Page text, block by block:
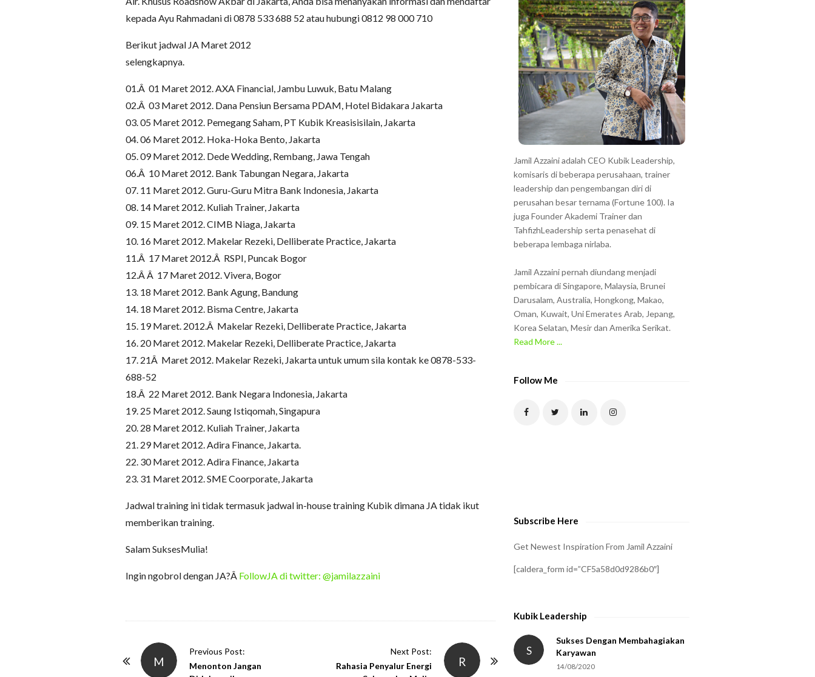
kepada Ayu Rahmadani di 0878 533 688 52 atau hubungi 0812 98 000 710
Berikut jadwal JA Maret 2012
selengkapnya.
01.Â 01 Maret 2012. AXA Financial, Jambu Luwuk, Batu Malang
02.Â 03 Maret 2012. Dana Pensiun Bersama PDAM, Hotel Bidakara Jakarta
03. 05 Maret 2012. Pemegang Saham, PT Kubik Kreasisisilain, Jakarta
04. 06 Maret 2012. Hoka-Hoka Bento, Jakarta
05. 09 Maret 2012. Dede Wedding, Rembang, Jawa Tengah
06.Â 10 Maret 2012. Bank Tabungan Negara, Jakarta
07. 11 Maret 2012. Guru-Guru Mitra Bank Indonesia, Jakarta
08. 14 Maret 2012. Kuliah Trainer, Jakarta
09. 15 Maret 2012. CIMB Niaga, Jakarta
10. 16 Maret 2012. Makelar Rezeki, Delliberate Practice, Jakarta
11.Â 17 Maret 2012.Â RSPI, Puncak Bogor
12.Â Â 17 Maret 2012. Vivera, Bogor
13. 18 Maret 2012. Bank Agung, Bandung
14. 18 Maret 2012. Bisma Centre, Jakarta
15. 19 Maret. 2012.Â Makelar Rezeki, Delliberate Practice, Jakarta
16. 20 Maret 2012. Makelar Rezeki, Delliberate Practice, Jakarta
17. 21Â Maret 2012. Makelar Rezeki, Jakarta untuk umum sila kontak ke 0878-533-
688-52
18.Â 22 Maret 2012. Bank Negara Indonesia, Jakarta
19. 25 Maret 2012. Saung Istiqomah, Singapura
20. 28 Maret 2012. Kuliah Trainer, Jakarta
21. 29 Maret 2012. Adira Finance, Jakarta.
22. 30 Maret 2012. Adira Finance, Jakarta
23. 31 Maret 2012. SME Coorporate, Jakarta
Jadwal training ini tidak termasuk jadwal in-house training Kubik dimana JA tidak ikut
memberikan training.
Salam SuksesMulia!
Ingin ngobrol dengan JA?Â FollowJA di twitter: @jamilazzaini
M
Previous Post:
Menonton Jangan
R
Next Post:
Rahasia Penyalur Energi
Jamil Azzaini adalah CEO Kubik Leadership,
komisaris di beberapa perusahaan, trainer
leadership dan pengembangan diri di
perusahan besar ternama (Fortune 100). Ia
juga Founder Akademi Trainer dan
TahfizhLeadership serta penasehat di
beberapa lembaga nirlaba.
Jamil Azzaini pernah diundang menjadi
pembicara di Singapore, Malaysia, Brunei
Darusalam, Australia, Hongkong, Makao,
Oman, Kuwait, Uni Emerates Arab, Jepang,
Korea Selatan, Mesir dan Amerika Serikat.
Read More ...
Follow Me
Subscribe Here
Get Newest Inspiration From Jamil Azzaini
[caldera_form id=”CF5a58d0d9286b0″]
Kubik Leadership
S
Sukses Dengan Membahagiakan
Karyawan
14/08/2020